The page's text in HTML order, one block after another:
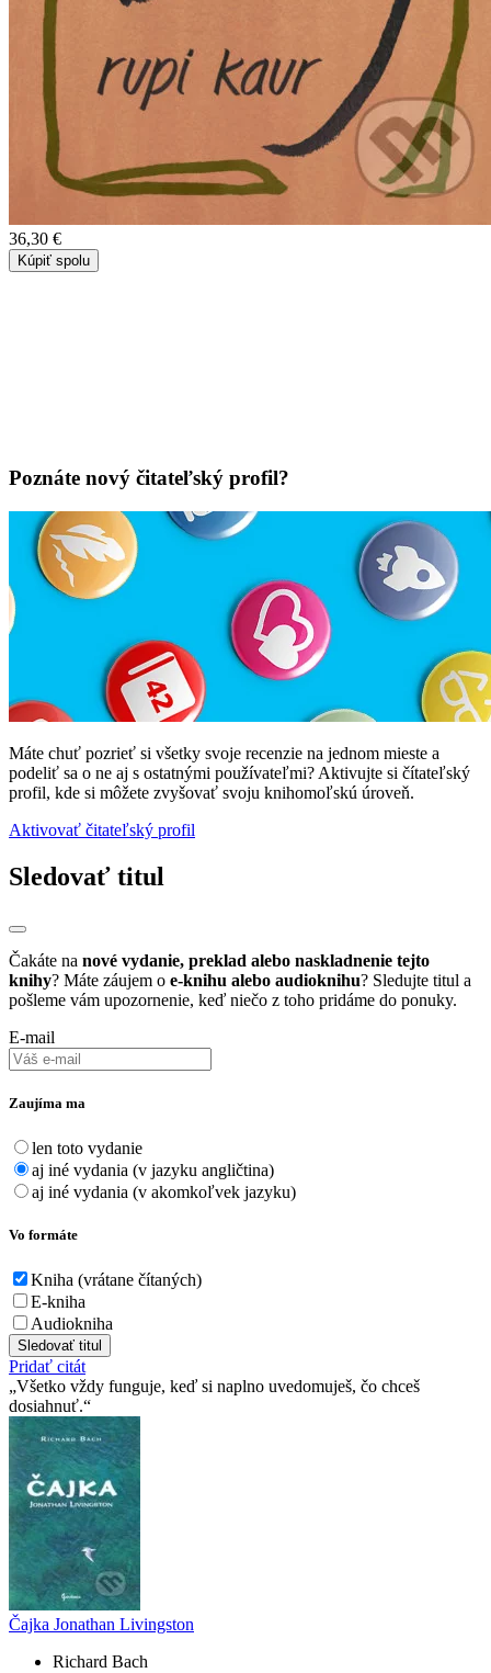
36,30 €
Kúpiť spolu
Poznáte nový čitateľský profil?
Máte chuť pozrieť si všetky svoje recenzie na jednom mieste a
podeliť sa o ne aj s ostatnými používateľmi? Aktivujte si čítateľský
profil, kde si môžete zvyšovať svoju knihomoľskú úroveň.
Aktivovať čitateľský profil
Sledovať titul
Čakáte na nové vydanie, preklad alebo naskladnenie tejto
knihy? Máte záujem o e-knihu alebo audioknihu? Sledujte titul a
pošleme vám upozornenie, keď niečo z toho pridáme do ponuky.
E-mail
Zaujíma ma
len toto vydanie
aj iné vydania (v jazyku angličtina)
aj iné vydania (v akomkoľvek jazyku)
Vo formáte
Kniha (vrátane čítaných)
E-kniha
Audiokniha
Sledovať titul
Pridať citát
Všetko vždy funguje, keď si naplno uvedomuješ, čo chceš
dosiahnuť.
Čajka Jonathan Livingston
Richard Bach